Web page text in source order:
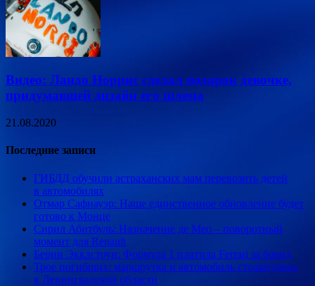
Видео: Ландо Норрис сделал подарок девочке,
придумавшей дизайн его шлема
21.08.2020
Последние записи
ГИБДД обучили астраханских мам перевозить детей
в автомобилях
Отмар Сафнауэр: Наше единственное обновление будет
готово к Монце
Сирил Абитбуль: Назначение де Мео – поворотный
момент для Renault
Берни Экклстоун: Формула 1 платила Ferrari за бренд
Трое погибших: маршрутка и автомобиль столкнулись
в Ленинградской области